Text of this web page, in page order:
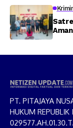
PT. PITAJAYA
HUKUM